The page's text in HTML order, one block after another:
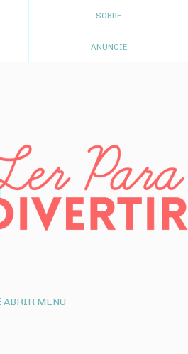
SOBRE
ANUNCIE
ABRIR MENU